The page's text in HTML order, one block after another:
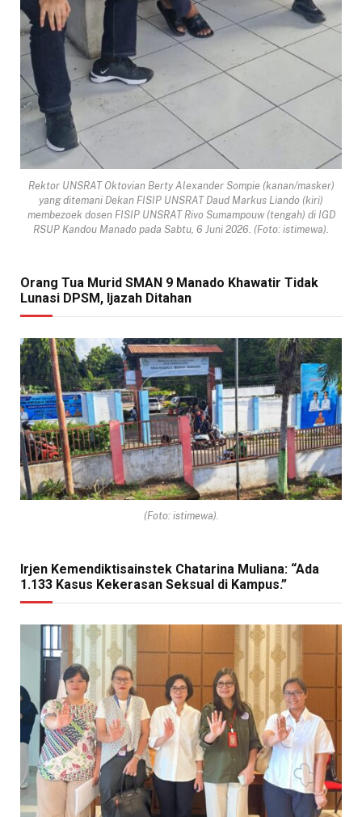
Rektor UNSRAT Oktovian Berty Alexander Sompie (kanan/masker)
yang ditemani Dekan FISIP UNSRAT Daud Markus Liando (kiri)
membezoek dosen FISIP UNSRAT Rivo Sumampouw (tengah) di IGD
RSUP Kandou Manado pada Sabtu, 6 Juni 2026. (Foto: istimewa).
Orang Tua Murid SMAN 9 Manado Khawatir Tidak
Lunasi DPSM, Ijazah Ditahan
(Foto: istimewa).
Irjen Kemendiktisainstek Chatarina Muliana: “Ada
1.133 Kasus Kekerasan Seksual di Kampus.”